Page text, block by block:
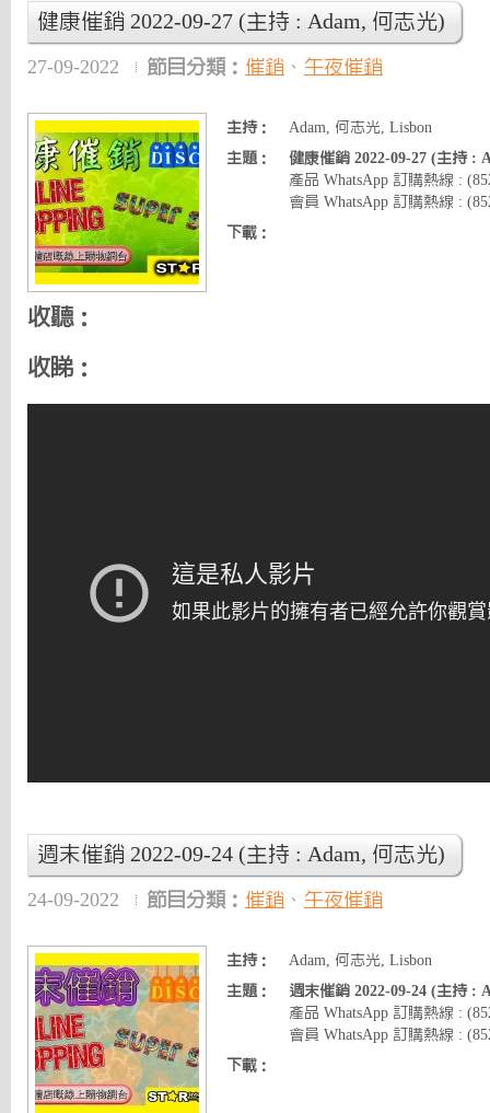
健康催銷 2022-09-27 (主持 : Adam, 何志光)
27-09-2022 節目分類： 催銷 、 午夜催銷
主持：
Adam, 何志光, Lisbon
主題：
健康催銷 2022-09-27 (主持 :
產品 WhatsApp 訂購熱線 :
會員 WhatsApp 訂購熱線 :
下載：
收聽：
收睇：
週末催銷 2022-09-24 (主持 : Adam, 何志光)
24-09-2022 節目分類： 催銷 、 午夜催銷
主持：
Adam, 何志光, Lisbon
主題：
週末催銷 2022-09-24 (主持 :
產品 WhatsApp 訂購熱線 :
會員 WhatsApp 訂購熱線 :
下載：